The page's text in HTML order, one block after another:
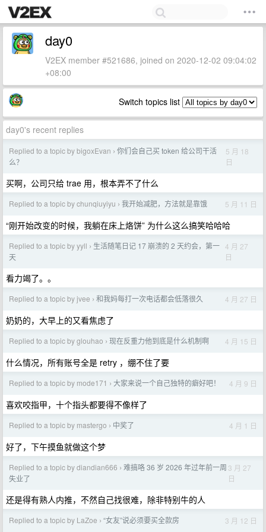
day0
V2EX member #521686, joined on 2020-12-02 09:04:02
+08:00
Switch topics list
day0's recent replies
Replied to a topic by bigoxEvan › 你们会自己买 token 给公司干活
么？
5 月 18
日
买啊，公司只给 trae 用，根本弄不了什么
Replied to a topic by chunqiuyiyu › 我开始减肥，方法就是靠饿 5 月 11 日
“刚开始改变的时候，我躺在床上烙饼” 为什么这么搞笑哈哈哈
Replied to a topic by yyll › 生活随笔日记 17 崩溃的 2 天约会，第一
天
4 月 27
日
看力竭了。。
Replied to a topic by jvee › 和我妈每打一次电话都会低落很久 4 月 27 日
奶奶的，大早上的又看焦虑了
Replied to a topic by glouhao › 现在反重力他到底是什么机制啊 4 月 15 日
什么情况，所有账号全是 retry ，绷不住了要
Replied to a topic by mode171 › 大家来说一个自己独特的癖好吧！ 4 月 9 日
喜欢咬指甲，十个指头都要得不像样了
Replied to a topic by mastergo › 中奖了 4 月 1 日
好了，下午摸鱼就做这个梦
Replied to a topic by diandian666 › 难搞咯 36 岁 2026 年过年前一周
失业了
3 月 27
日
还是得有熟人内推，不然自己找很难，除非特别牛的人
Replied to a topic by LaZoe › “女友”说必须要买全款房 3 月 12 日